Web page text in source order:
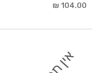
104.00 ₪